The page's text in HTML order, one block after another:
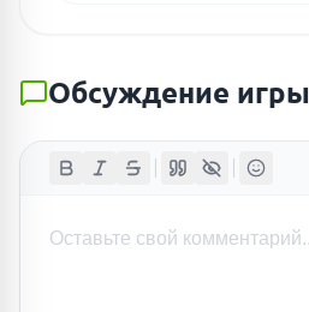
Обсуждение игры